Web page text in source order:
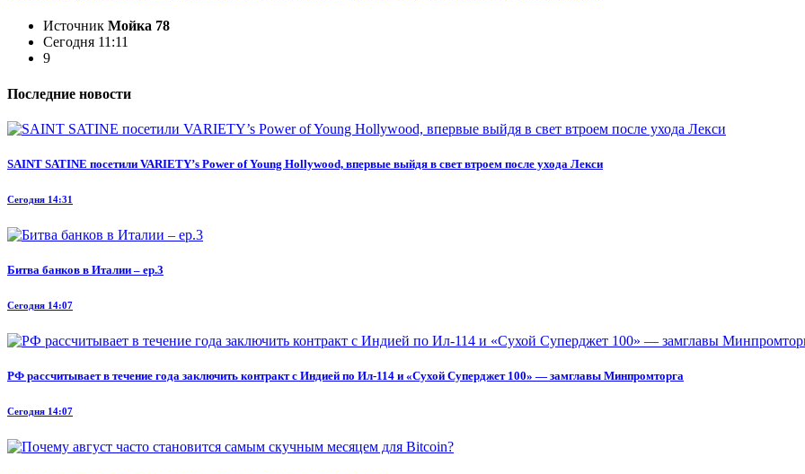
Источник Мойка 78
Сегодня 11:11
9
Последние новости
SAINT SATINE посетили VARIETY’s Power of Young Hollywood, впервые выйдя в свет втроем после ухода Лекси
Сегодня 14:31
Битва банков в Италии – ep.3
Сегодня 14:07
РФ рассчитывает в течение года заключить контракт с Индией по Ил-114 и «Сухой Суперджет 100» — замглавы Минпромторга
Сегодня 14:07